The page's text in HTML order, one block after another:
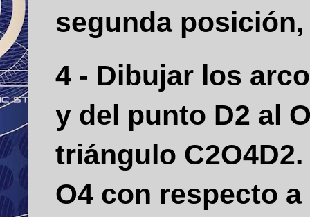
segunda
4 - Dibujar los
y del punto D2 al
triángulo C2O4D2.
O4 con respecto